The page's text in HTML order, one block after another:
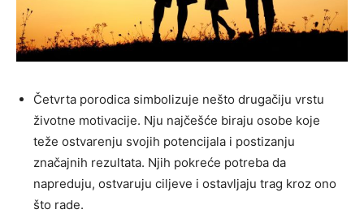
Četvrta porodica simbolizuje nešto drugačiju vrstu
životne motivacije. Nju najčešće biraju osobe koje
teže ostvarenju svojih potencijala i postizanju
značajnih rezultata. Njih pokreće potreba da
napreduju, ostvaruju ciljeve i ostavljaju trag kroz ono
što rade.